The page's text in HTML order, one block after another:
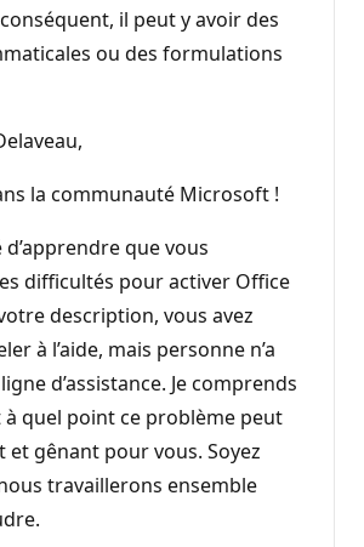
il peut y avoir des
ou des formulations
la communauté Microsoft !
d’apprendre que vous
difficultés pour activer Office
description, vous avez
à l’aide, mais personne n’a
d’assistance. Je comprends
quel point ce problème peut
gênant pour vous. Soyez
travaillerons ensemble